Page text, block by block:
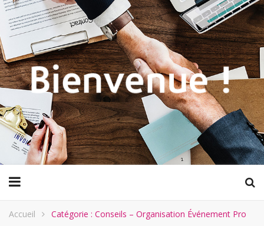
Accueil Catégorie : Conseils – Organisation Événement Pro